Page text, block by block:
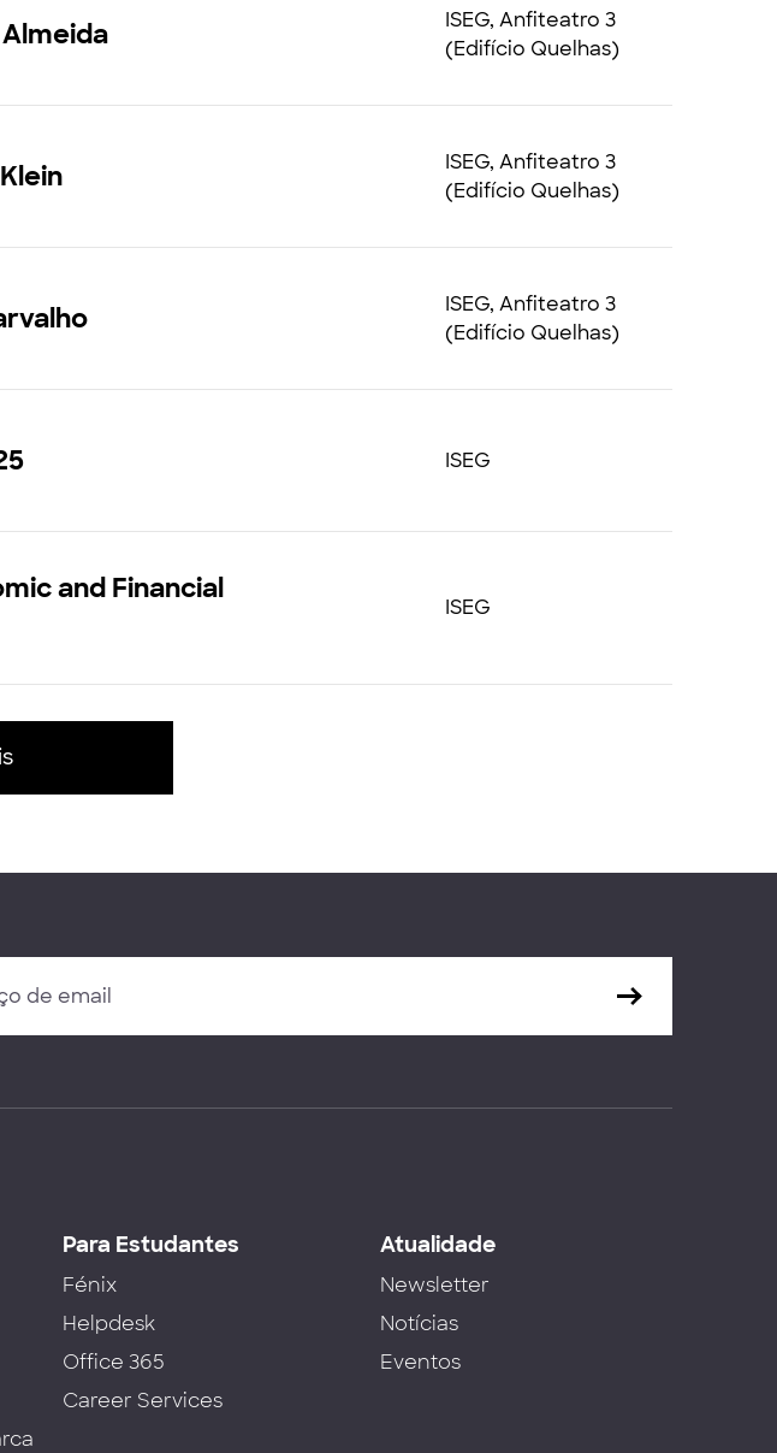
ISEG, Anfiteatro 3
(Edifício Quelhas)
ISEG, Anfiteatro 3
(Edifício Quelhas)
ISEG, Anfiteatro 3
(Edifício Quelhas)
ISEG
and Financial
ISEG
Para Estudantes
Fénix
Helpdesk
Office 365
Career Services
Atualidade
Newsletter
Notícias
Eventos